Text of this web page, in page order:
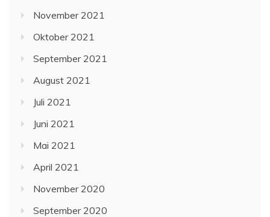
November 2021
Oktober 2021
September 2021
August 2021
Juli 2021
Juni 2021
Mai 2021
April 2021
November 2020
September 2020